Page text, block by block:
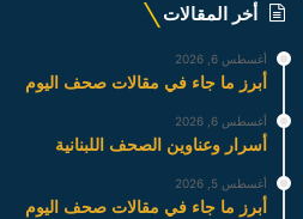
أخر المقالات
أغسطس 6, 2026
أبرز ما جاء في مقالات صحف اليوم
أغسطس 6, 2026
أسرار وعناوين الصحف اللبنانية
أغسطس 5, 2026
أبرز ما جاء في مقالات صحف اليوم